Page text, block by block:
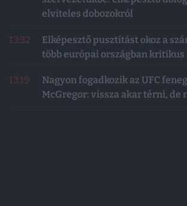
elviteles dobozokról
13:32
Elképesztő pusztítást okoz a
több európai országban kritikus
13:19
Nagyon fogadkozik az UFC
McGregor: vissza akar térni, de